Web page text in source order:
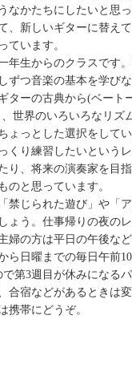
なかたちにしたいと思っ
、新しいギターに替え
ています。
年生からのクラスです
ずつ音楽の基本を学び
ターの古典から(ベート
世界のいろいろなリズ
ょっとした選択をして
くり練習したいという
り、将来の演奏家を目
のと思っています。
禁じられた遊び」や「
ょう。仕事帰りの夜の
婦の方は平日の午後な
ら日曜までの毎日午前
第3週目が休みになる
合宿などがあるときは
携帯にどうぞ。